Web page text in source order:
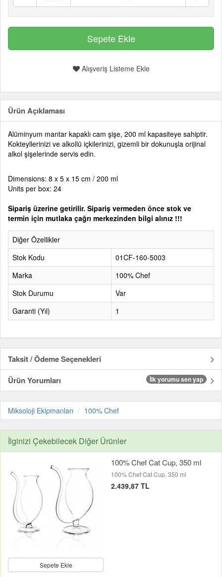
Alışveriş Listeme Ekle
Ürün Açıklaması
Alüminyum mantar kapaklı cam şişe, 200 ml kapasiteye sahiptir.
Kokteyllerinizi ve alkollü içkilerinizi, gizemli bir dokunuşla orijinal
alkol şişelerinde servis edin.
Dimensions: 8 x 5 x 15 cm / 200 ml
Units per box: 24
Sipariş üzerine getirilir. Sipariş vermeden önce stok ve
termin için mutlaka çağrı merkezinden bilgi alınız !!!
Diğer Özellikler
Stok Kodu
01CF-160-5003
Marka
100% Chef
Stok Durumu
Var
Garanti (Yıl)
1
Taksit / Ödeme Seçenekleri
Ürün Yorumları
İlk yorumu sen yap
Miksoloji Ekipmanları 100% Chef
İlginizi Çekebilecek Diğer Ürünler
Sepete Ekle
100% Chef Cat Cup, 350 ml
100% Chef Cat Cup, 350 ml
2.439,87 TL